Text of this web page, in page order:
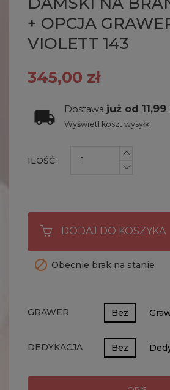
+ OPCJA
VIOLETT 143
345,00 zł
Dostawa już od 11,99
Wyświetl koszt wysyłki
ILOŚĆ:
DODAJ DO KOSZYKA
 Obecnie brak na stanie
GRAWER Bez
DEDYKACJA Bez